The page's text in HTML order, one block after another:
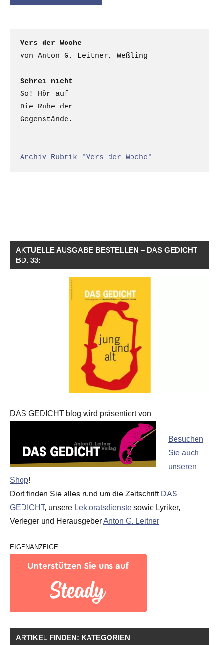
Vers der Woche
Schrei nicht
So! Hör auf
Die Ruhe der
Gegenstände.
Archiv Rubrik "Vers der Woche"
AKTUELLE AUSGABE BESTELLEN – DAS GEDICHT
BD. 33:
DAS GEDICHT blog wird präsentiert von
Besuchen
Sie auch
unseren
Shop!
Dort finden Sie alles rund um die Zeitschrift DAS
GEDICHT, unsere Lektoratsdienste sowie Lyriker,
Verleger und HerausgeberAnton G. Leitner
EIGENANZEIGE
ARTIKEL FINDEN: KATEGORIEN